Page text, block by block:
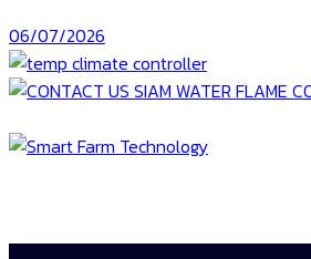
06/07/2026